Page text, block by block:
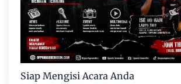
Siap Mengisi Acara Anda